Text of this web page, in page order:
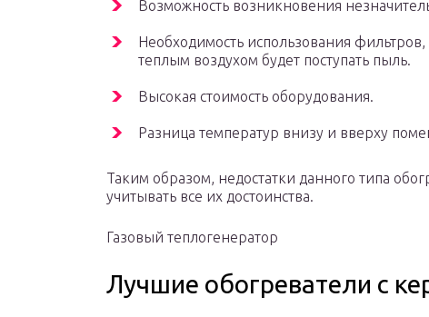
Возможность возникновения
Необходимость использования
теплым воздухом будет поступать пыль.
Высокая стоимость оборудования.
Разница температур внизу и вверху
Таким образом, недостатки данного типа
учитывать все их достоинства.
Газовый теплогенератор
Лучшие обогреватели с